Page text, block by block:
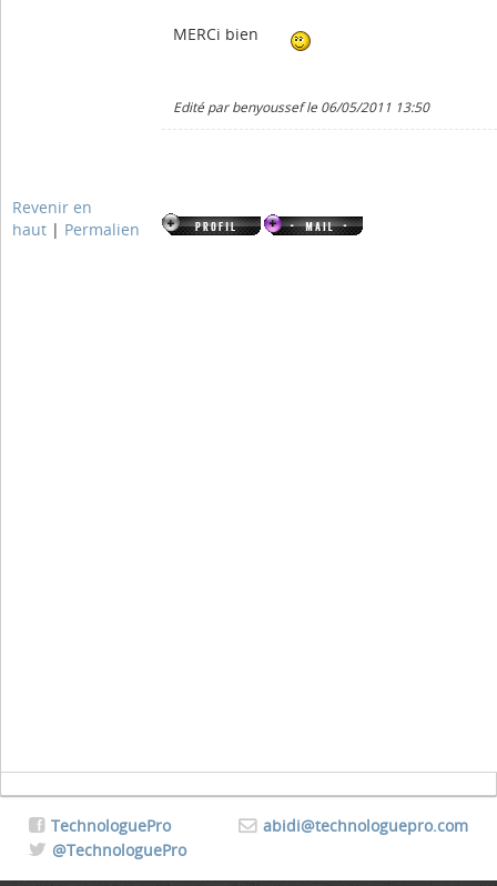
MERCi bien
Edité par benyoussef le 06/05/2011 13:50
Revenir en
haut | Permalien
abidi@technologuepro.com
TechnologuePro
@TechnologuePro